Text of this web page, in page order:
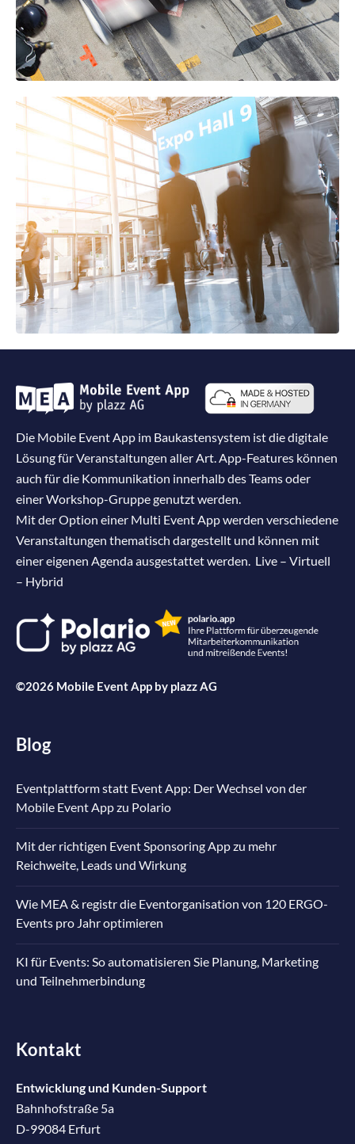
Die Mobile Event App im Baukastensystem ist die digitale
Lösung für Veranstaltungen aller Art. App-Features können
auch für die Kommunikation innerhalb des Teams oder
einer Workshop-Gruppe genutzt werden.
Mit der Option einer Multi Event App werden verschiedene
Veranstaltungen thematisch dargestellt und können mit
einer eigenen Agenda ausgestattet werden. Live – Virtuell
– Hybrid
©2026 Mobile Event App by plazz AG
Blog
Eventplattform statt Event App: Der Wechsel von der
Mobile Event App zu Polario
Mit der richtigen Event Sponsoring App zu mehr
Reichweite, Leads und Wirkung
Wie MEA & registr die Eventorganisation von 120 ERGO-
Events pro Jahr optimieren
KI für Events: So automatisieren Sie Planung, Marketing
und Teilnehmerbindung
Kontakt
Entwicklung und Kunden-Support
Bahnhofstraße 5a
D-99084 Erfurt